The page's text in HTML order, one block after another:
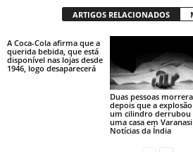
ARTIGOS RELACIONADOS
A Coca-Cola afirma que a
querida bebida, que está
disponível nas lojas desde
1946, logo desaparecerá
Duas pessoas
depois que a
um cilindro derrubou
uma casa em
Notícias da Índia